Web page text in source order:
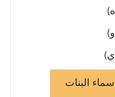
البنات